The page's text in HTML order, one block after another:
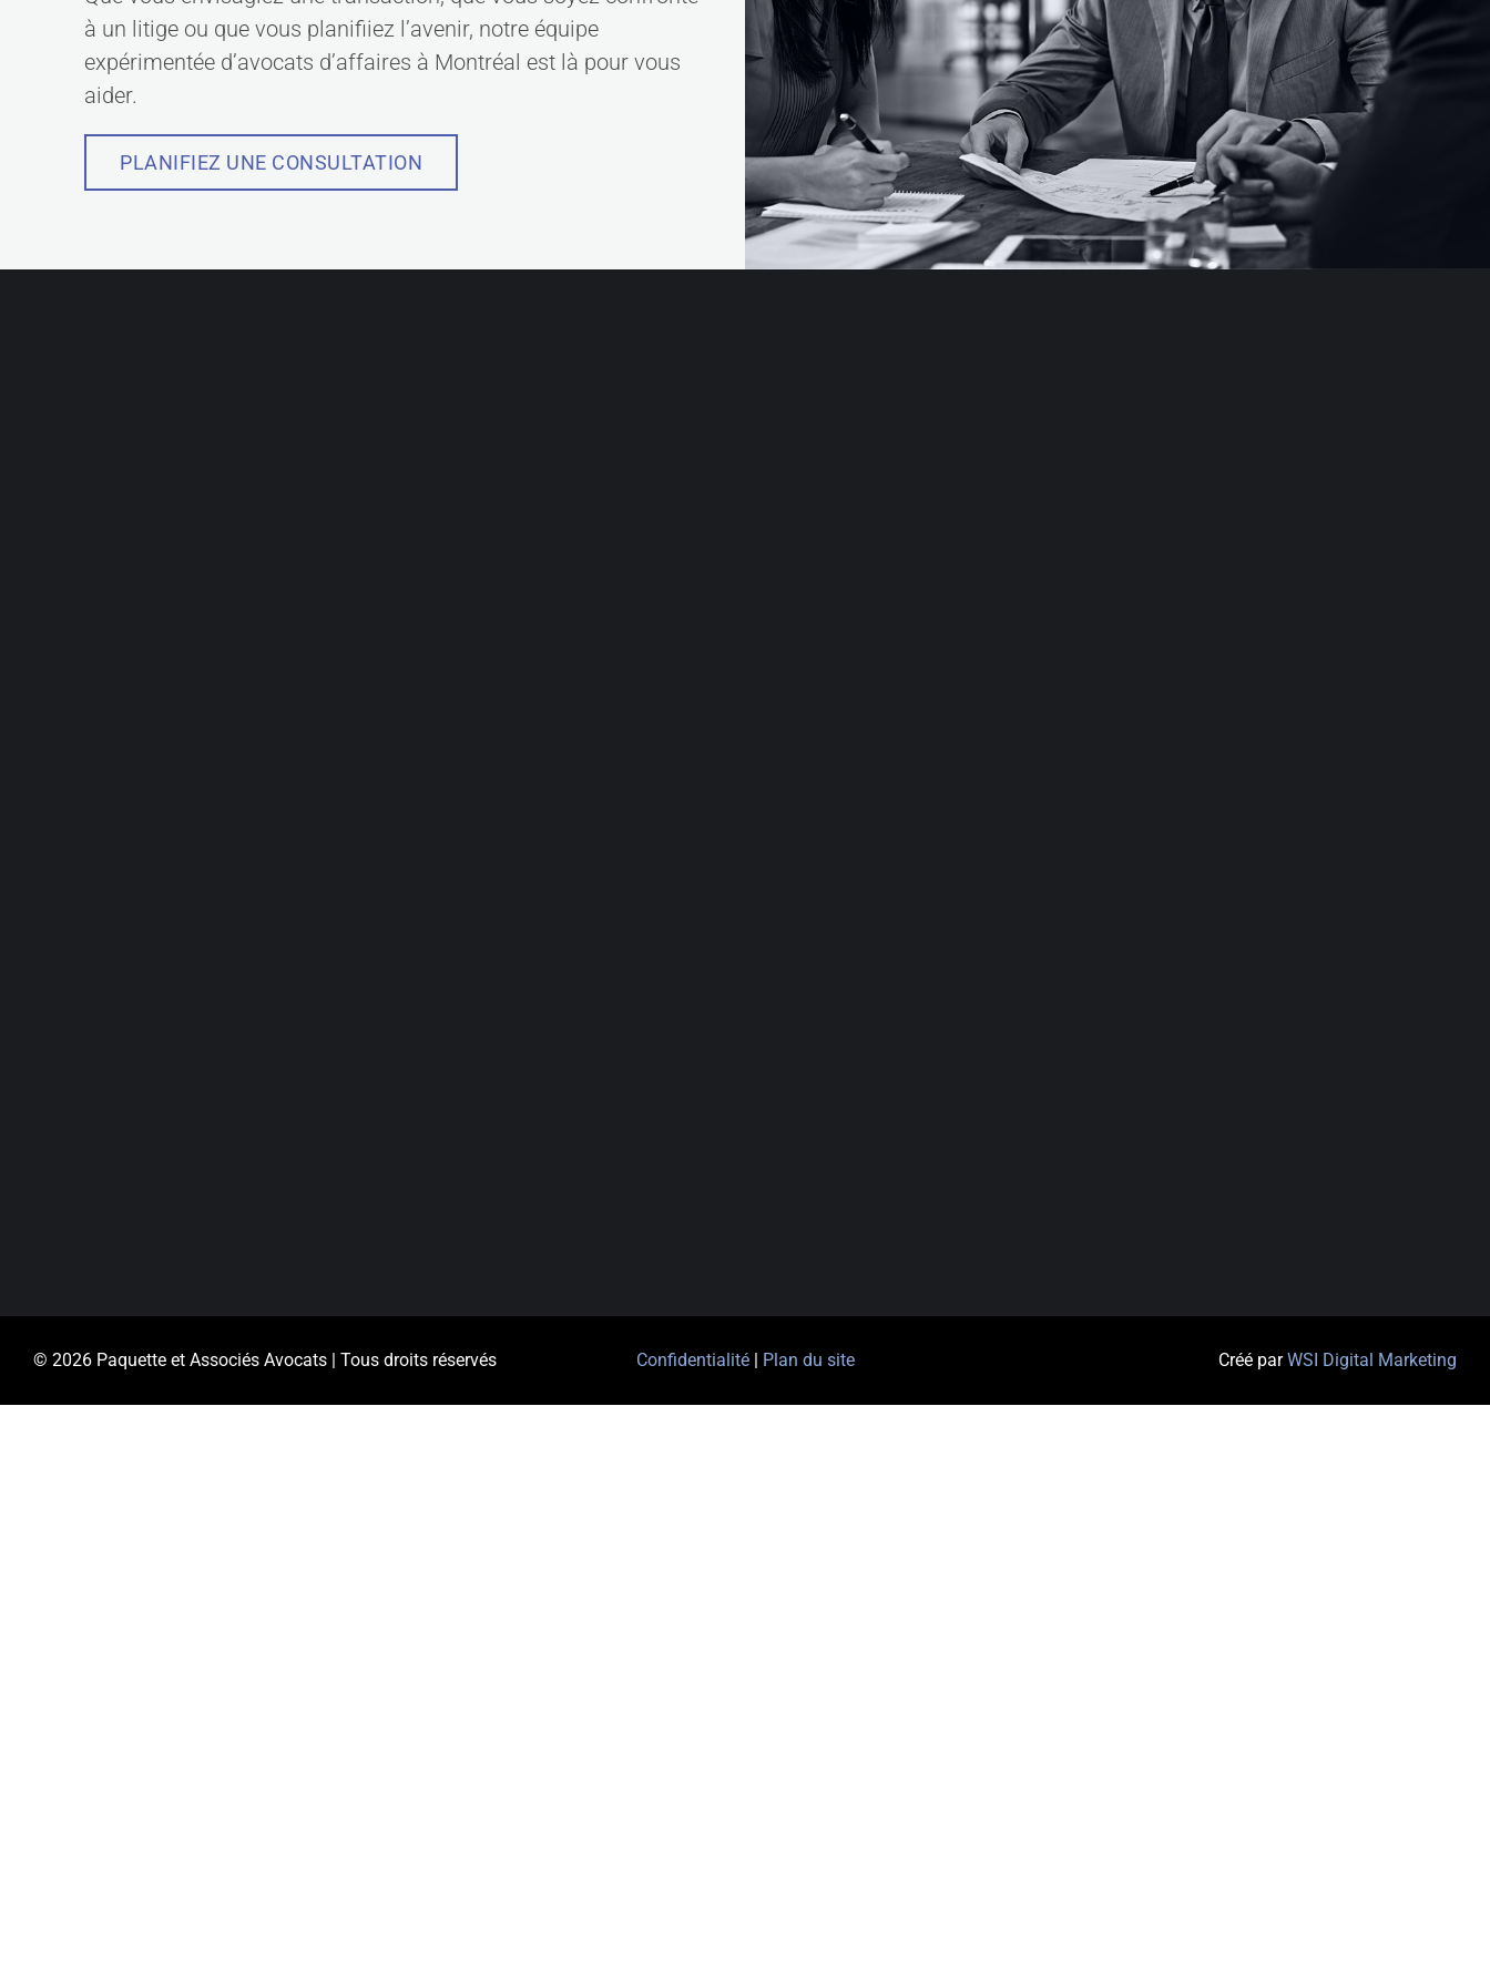
à un litige ou que vous planifiiez l’avenir, notre équipe
expérimentée d’avocats d’affaires à Montréal est là pour vous
aider.
PLANIFIEZ UNE CONSULTATION
© 2026 Paquette et Associés Avocats | Tous droits réservés Confidentialité| Plan du site Créé parWSI Digital Marketing